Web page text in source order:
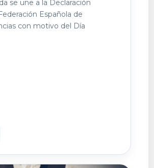
se une a la Declaración
Española de
con motivo del Día